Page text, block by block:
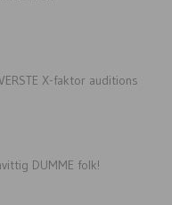
X-faktor auditions
DUMME folk!